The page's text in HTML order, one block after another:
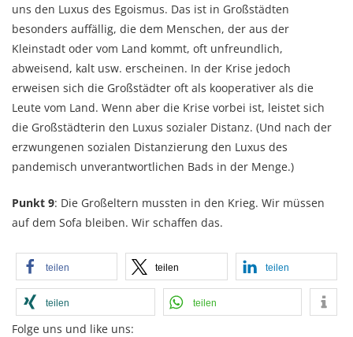
uns den Luxus des Egoismus. Das ist in Großstädten
besonders auffällig, die dem Menschen, der aus der
Kleinstadt oder vom Land kommt, oft unfreundlich,
abweisend, kalt usw. erscheinen. In der Krise jedoch
erweisen sich die Großstädter oft als kooperativer als die
Leute vom Land. Wenn aber die Krise vorbei ist, leistet sich
die Großstädterin den Luxus sozialer Distanz. (Und nach der
erzwungenen sozialen Distanzierung den Luxus des
pandemisch unverantwortlichen Bads in der Menge.)
Punkt 9: Die Großeltern mussten in den Krieg. Wir müssen
auf dem Sofa bleiben. Wir schaffen das.
teilen teilen teilen
teilen teilen
Folge uns und like uns: